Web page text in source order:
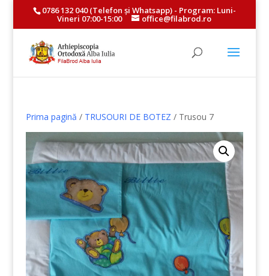
0786 132 040(Telefon și Whatsapp) - Program: Luni-
Vineri 07:00-15:00 office@filabrod.ro
Prima pagină / TRUSOURI DE BOTEZ / Trusou 7